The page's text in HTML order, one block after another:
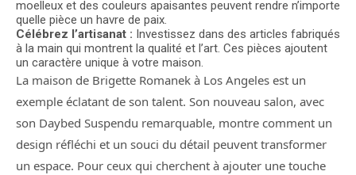
moelleux et des couleurs apaisantes peuvent rendre n’importe
quelle pièce un havre de paix.
Célébrez l’artisanat : Investissez dans des articles fabriqués
à la main qui montrent la qualité et l’art. Ces pièces ajoutent
un caractère unique à votre maison.
La maison de Brigette Romanek à Los Angeles est un
exemple éclatant de son talent. Son nouveau salon, avec
son Daybed Suspendu remarquable, montre comment un
design réfléchi et un souci du détail peuvent transformer
un espace. Pour ceux qui cherchent à ajouter une touche